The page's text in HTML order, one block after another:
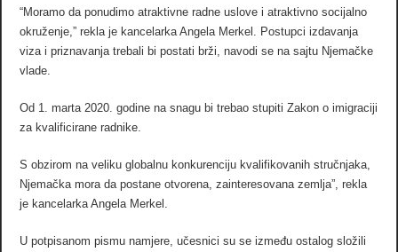
“Moramo da ponudimo atraktivne radne uslove i atraktivno socijalno
okruženje,” rekla je kancelarka Angela Merkel. Postupci izdavanja
viza i priznavanja trebali bi postati brži, navodi se na sajtu Njemačke
vlade.
Od 1. marta 2020. godine na snagu bi trebao stupiti Zakon o imigraciji
za kvalificirane radnike.
S obzirom na veliku globalnu konkurenciju kvalifikovanih stručnjaka,
Njemačka mora da postane otvorena, zainteresovana zemlja”, rekla
je kancelarka Angela Merkel.
U potpisanom pismu namjere, učesnici su se između ostalog složili